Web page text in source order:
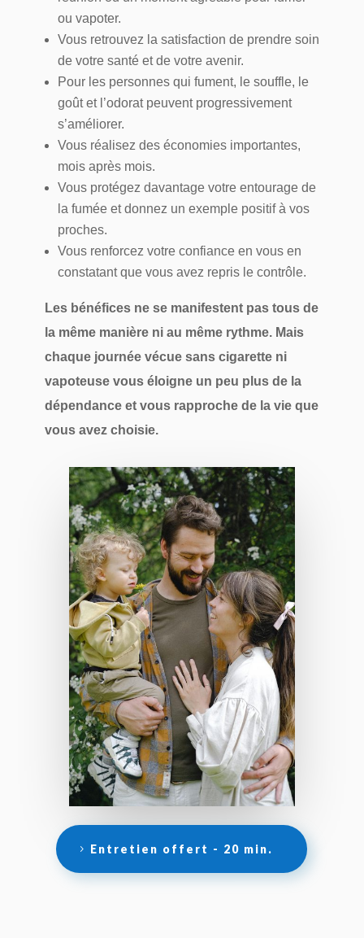
ou vapoter.
Vous retrouvez la satisfaction de prendre soin
de votre santé et de votre avenir.
Pour les personnes qui fument, le souffle, le
goût et l’odorat peuvent progressivement
s’améliorer.
Vous réalisez des économies importantes,
mois après mois.
Vous protégez davantage votre entourage de
la fumée et donnez un exemple positif à vos
proches.
Vous renforcez votre confiance en vous en
constatant que vous avez repris le contrôle.
Les bénéfices ne se manifestent pas tous de
la même manière ni au même rythme. Mais
chaque journée vécue sans cigarette ni
vapoteuse vous éloigne un peu plus de la
dépendance et vous rapproche de la vie que
vous avez choisie.
Entretien offert - 20 min.